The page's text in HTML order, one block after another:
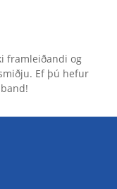
framleiðandi og
Ef þú hefur